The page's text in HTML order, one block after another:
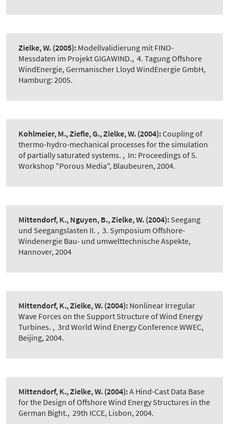
Zielke, W. (2005): Modellvalidierung mit FINO-
Messdaten im Projekt GIGAWIND., 4. Tagung Offshore
WindEnergie, Germanischer Lloyd WindEnergie GmbH,
Hamburg: 2005.
Kohlmeier, M., Ziefle, G., Zielke, W. (2004):Coupling of
thermo-hydro-mechanical processes for the simulation
of partially saturated systems. , In: Proceedings of 5.
Workshop "Porous Media", Blaubeuren, 2004.
Mittendorf, K., Nguyen, B., Zielke, W. (2004): Seegang
und Seegangslasten II. , 3. Symposium Offshore-
Windenergie Bau- und umwelttechnische Aspekte,
Hannover, 2004
Mittendorf, K., Zielke, W. (2004): Nonlinear Irregular
Wave Forces on the Support Structure of Wind Energy
Turbines. , 3rd World Wind Energy Conference WWEC,
Beijing, 2004.
Mittendorf, K., Zielke, W. (2004):A Hind-Cast Data Base
for the Design of Offshore Wind Energy Structures in the
German Bight., 29th ICCE, Lisbon, 2004.